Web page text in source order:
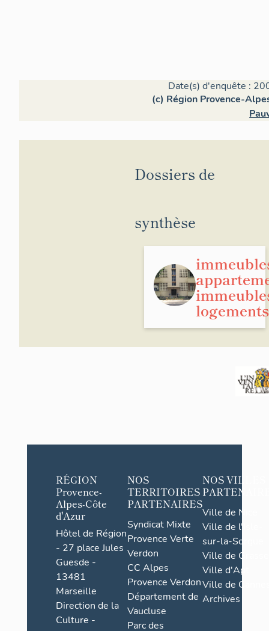
Date(s) d'enquête :
(c) Région Provence-
Dossiers de
synthèse
logements
RÉGION
Provence-
Alpes-Côte
d'Azur
Hôtel de Région
- 27 place Jules
Guesde -
13481
Marseille
Direction de la
Culture -
NOS
TERRITOIRES
PARTENAIRES
Syndicat Mixte
Provence Verte
Verdon
CC Alpes
Provence Verdon
Département de
Vaucluse
Parc des
NOS VILLES
Ville de Nice
Ville de l'Isle-
sur-la-Sorgue
Ville de Grasse
Ville d'Apt
Ville de
Archives